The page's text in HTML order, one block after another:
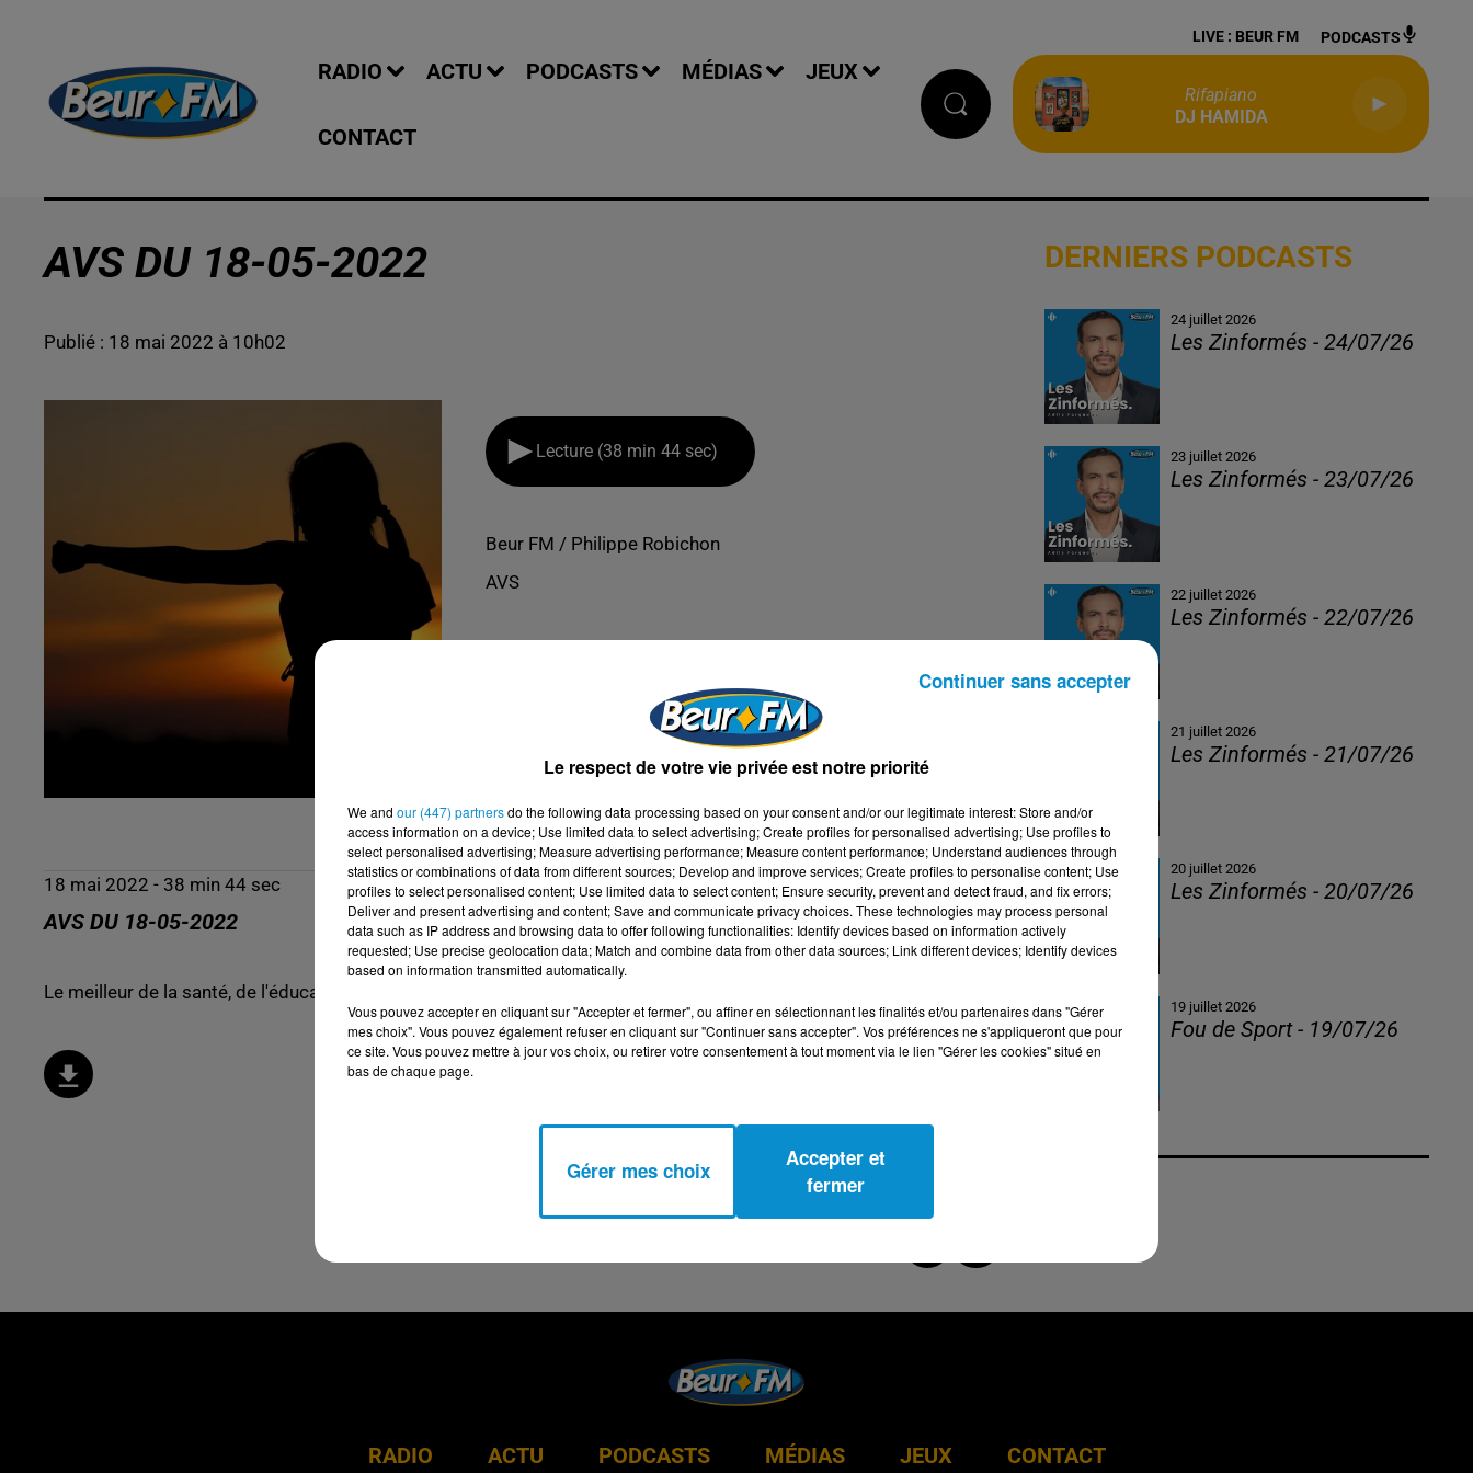
RADIO ACTU PODCASTS MÉDIAS JEUX
CONTACT
LIVE : BEUR FM PODCASTS
Rifapiano
DJ HAMIDA
AVS DU 18-05-2022
Publié : 18 mai 2022 à 10h02
Lecture (38 min 44 sec)
Beur FM / Philippe Robichon
AVS
18 mai 2022 - 38 min 44 sec
AVS DU 18-05-2022
Le meilleur de la santé, de l'éducation et du bien être !
DERNIERS PODCASTS
24 juillet 2026
Les Zinformés - 24/07/26
23 juillet 2026
Les Zinformés - 23/07/26
22 juillet 2026
Les Zinformés - 22/07/26
21 juillet 2026
Les Zinformés - 21/07/26
20 juillet 2026
Les Zinformés - 20/07/26
19 juillet 2026
Fou de Sport - 19/07/26
RADIO ACTU PODCASTS MÉDIAS JEUX CONTACT
Le respect de votre vie privée est notre priorité
We and our (447) partnersdo the following data processing based on your consent and/or our legitimate interest: Store and/or
access information on a device; Use limited data to select advertising; Create profiles for personalised advertising; Use profiles to
select personalised advertising; Measure advertising performance; Measure content performance; Understand audiences through
statistics or combinations of data from different sources; Develop and improve services; Create profiles to personalise content; Use
profiles to select personalised content; Use limited data to select content; Ensure security, prevent and detect fraud, and fix errors;
Deliver and present advertising and content; Save and communicate privacy choices. These technologies may process personal
data such as IP address and browsing data to offer following functionalities: Identify devices based on information actively
requested; Use precise geolocation data; Match and combine data from other data sources; Link different devices; Identify devices
based on information transmitted automatically.
Vous pouvez accepter en cliquant sur "Accepter et fermer", ou affiner en sélectionnant les finalités et/ou partenaires dans "Gérer
mes choix". Vous pouvez également refuser en cliquant sur "Continuer sans accepter". Vos préférences ne s'appliqueront que pour
ce site. Vous pouvez mettre à jour vos choix, ou retirer votre consentement à tout moment via le lien "Gérer les cookies" situé en
bas de chaque page.
Gérer mes choix
Accepter et
fermer
Continuer sans accepter